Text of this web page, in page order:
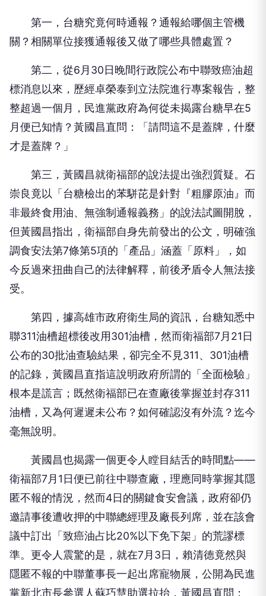
第一，台糖究竟何時通報？通報給哪個主管機
關？相關單位接獲通報後又做了哪些具體處置？
第二，從6月30日晚間行政院公布中聯致癌油超
標消息以來，歷經卓榮泰到立法院進行專案報告，整
整超過一個月，民進黨政府為何從未揭露台糖早在5
月便已知情？黃國昌直問：「請問這不是蓋牌，什麼
才是蓋牌？」
第三，黃國昌就衛福部的說法提出強烈質疑。石
崇良竟以「台糖檢出的苯駢芘是針對『粗膠原油』而
非最終食用油、無強制通報義務」的說法試圖開脫，
但黃國昌指出，衛福部自身先前發出的公文，明確強
調食安法第7條第5項的「產品」涵蓋「原料」，如
今反過來扭曲自己的法律解釋，前後矛盾令人無法接
受。
第四，據高雄市政府衛生局的資訊，台糖知悉中
聯311油槽超標後改用301油槽，然而衛福部7月21日
公布的30批油查驗結果，卻完全不見311、301油槽
的記錄，黃國昌直指這說明政府所謂的「全面檢驗」
根本是謊言；既然衛福部已在查廠後掌握並封存311
油槽，又為何遲遲未公布？如何確認沒有外流？迄今
毫無說明。
黃國昌也揭露一個更令人瞠目結舌的時間點——
衛福部7月1日便已前往中聯查廠，理應同時掌握其隱
匿不報的情況，然而4日的關鍵食安會議，政府卻仍
邀請事後遭收押的中聯總經理及廠長列席，並在該會
議中訂出「致癌油占比20%以下免下架」的荒謬標
準。更令人震驚的是，就在7月3日，賴清德竟然與
隱匿不報的中聯董事長一起出席寵物展，公開為民進
黨新北市長參選人蘇巧慧助選拉抬，黃國昌直問：